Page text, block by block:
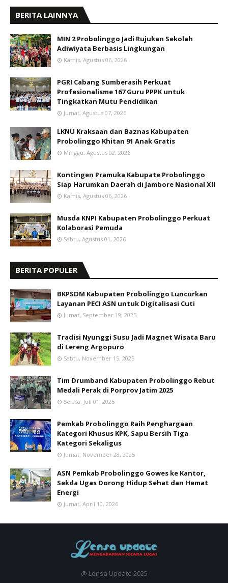
BERITA LAINNYA
MIN 2 Probolinggo Jadi Rujukan Sekolah
Adiwiyata Berbasis Lingkungan
Kamis, Agustus 06, 2026
PGRI Cabang Sumberasih Perkuat
Profesionalisme 167 Guru PPPK untuk
Tingkatkan Mutu Pendidikan
Jumat, Agustus 07, 2026
LKNU Kraksaan dan Baznas Kabupaten
Probolinggo Khitan 91 Anak Gratis
Minggu, Agustus 02, 2026
Kontingen Pramuka Kabupate Probolinggo
Siap Harumkan Daerah di Jambore Nasional XII
Kamis, Agustus 06, 2026
Musda KNPI Kabupaten Probolinggo Perkuat
Kolaborasi Pemuda
Sabtu, Agustus 01, 2026
BERITA POPULER
BKPSDM Kabupaten Probolinggo Luncurkan
Layanan PECI ASN untuk Digitalisasi Cuti
Jumat, September 19, 2025
Tradisi Nyunggi Susu Jadi Magnet Wisata Baru
di Lereng Argopuro
Sabtu, November 15, 2025
Tim Drumband Kabupaten Probolinggo Rebut
Medali Perak di Porprov Jatim 2025
Selasa, Juli 01, 2025
Pemkab Probolinggo Raih Penghargaan
Kategori Khusus KPK, Sapu Bersih Tiga
Kategori Sekaligus
Jumat, November 28, 2025
ASN Pemkab Probolinggo Gowes ke Kantor,
Sekda Ugas Dorong Hidup Sehat dan Hemat
Energi
Jumat, April 10, 2026
@ Lensa Update 2025